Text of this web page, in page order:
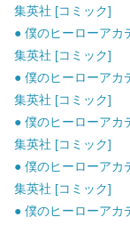
集英社 [コミック]
● 僕のヒーローアカ
集英社 [コミック]
● 僕のヒーローアカ
集英社 [コミック]
● 僕のヒーローアカ
集英社 [コミック]
● 僕のヒーローアカ
集英社 [コミック]
● 僕のヒーローアカ